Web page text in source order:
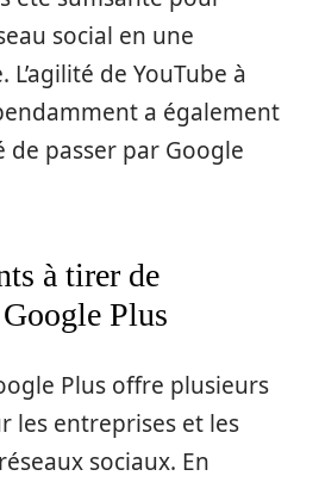
social en une
de YouTube à
a également
de passer par Google
à tirer de
Plus
Plus offre plusieurs
les entreprises et les
sociaux. En